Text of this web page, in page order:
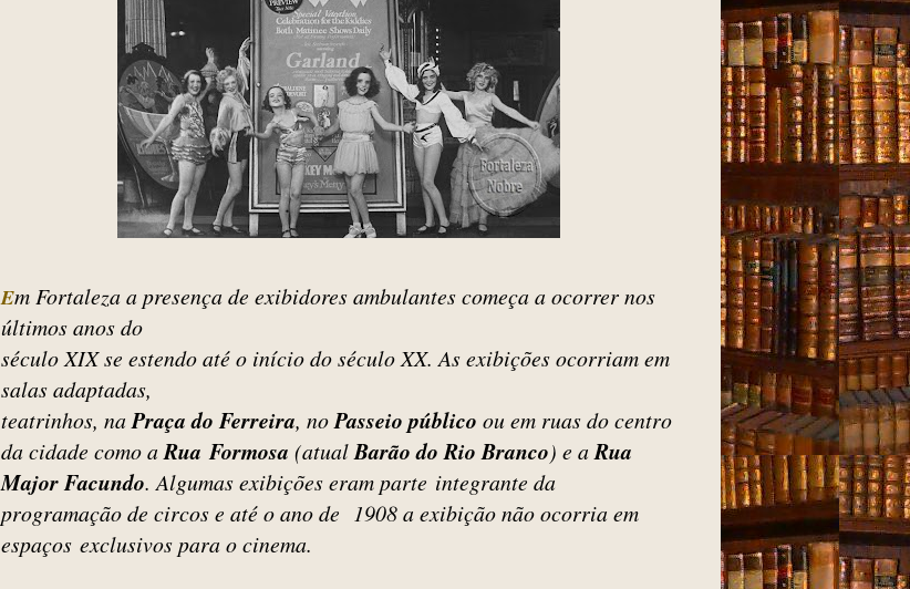
Em Fortaleza a presença de exibidores ambulantes começa a ocorrer nos
últimos anos do
século XIX se estendo até o início do século XX. As exibições ocorriam em
salas adaptadas,
teatrinhos, naPraça do Ferreira, noPasseio público ou em ruas do centro
da cidade como aRuaFormosa (atualBarão do Rio Branco) e aRua
Major Facundo. Algumas exibições eram parte integrante da
programação de circos e até o ano de 1908 a exibição não ocorria em
espaços exclusivos para o cinema.